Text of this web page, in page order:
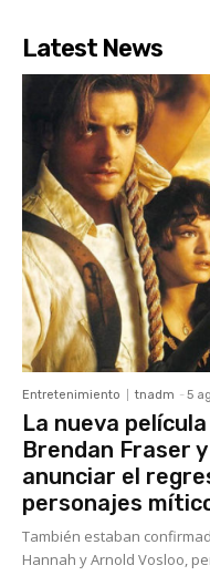
Latest News
Entretenimiento tnadm - 5
La nueva película
Brendan Fraser
anunciar el
personajes
También estaban
Hannah y Arnold Vosloo,